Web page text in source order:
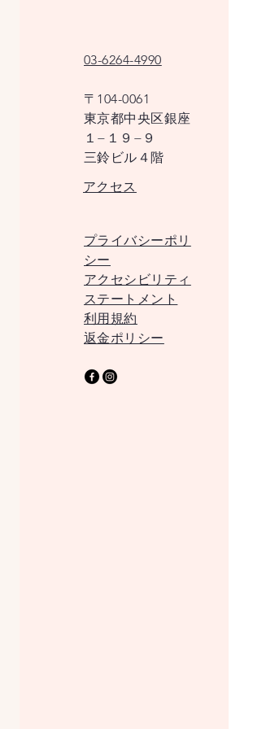
03-6264-4990
〒104-0061
東京都中央区銀座
１−１９−９
​三鈴ビル４階
アクセス
プライバシーポリ
シー
アクセシビリティ
ステートメント
利用規約
返金ポリシー